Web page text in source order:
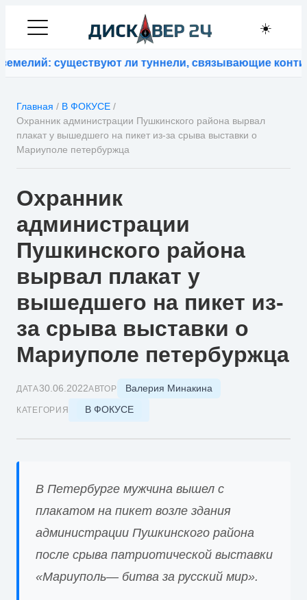
☀️
существуют ли туннели, связывающие
Главная / В ФОКУСЕ /
Охранник администрации Пушкинского района вырвал
плакат у вышедшего на пикет из-за срыва выставки о
Мариуполе петербуржца
Охранник
администрации
Пушкинского района
вырвал плакат у
вышедшего на пикет из-
за срыва выставки о
Мариуполе петербуржца
ДАТА30.06.2022АВТОР Валерия Минакина
КАТЕГОРИЯ В ФОКУСЕ
В Петербурге мужчина вышел с
плакатом на пикет возле здания
администрации Пушкинского района
после срыва патриотической выставки
«Мариуполь— битва за русский мир».